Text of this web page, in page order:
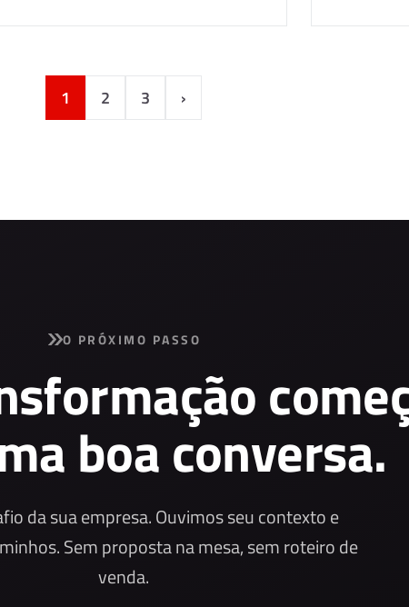
1 2 3 ›
O PRÓXIMO PASSO
boa conversa.
da sua empresa. Ouvimos seu contexto e
Sem proposta na mesa, sem roteiro de
venda.